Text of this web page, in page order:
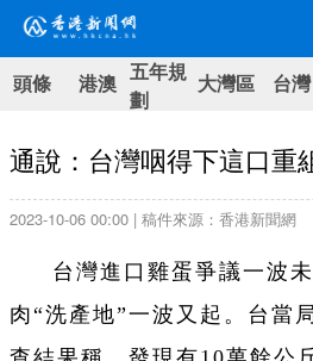
頭條 港澳 五年規
劃
大灣區 台灣
通說：台灣咽得下這口重
2023-10-06 00:00 | 稿件來源：香港新聞網
台灣進口雞蛋爭議一波
肉“洗產地”一波又起。台當